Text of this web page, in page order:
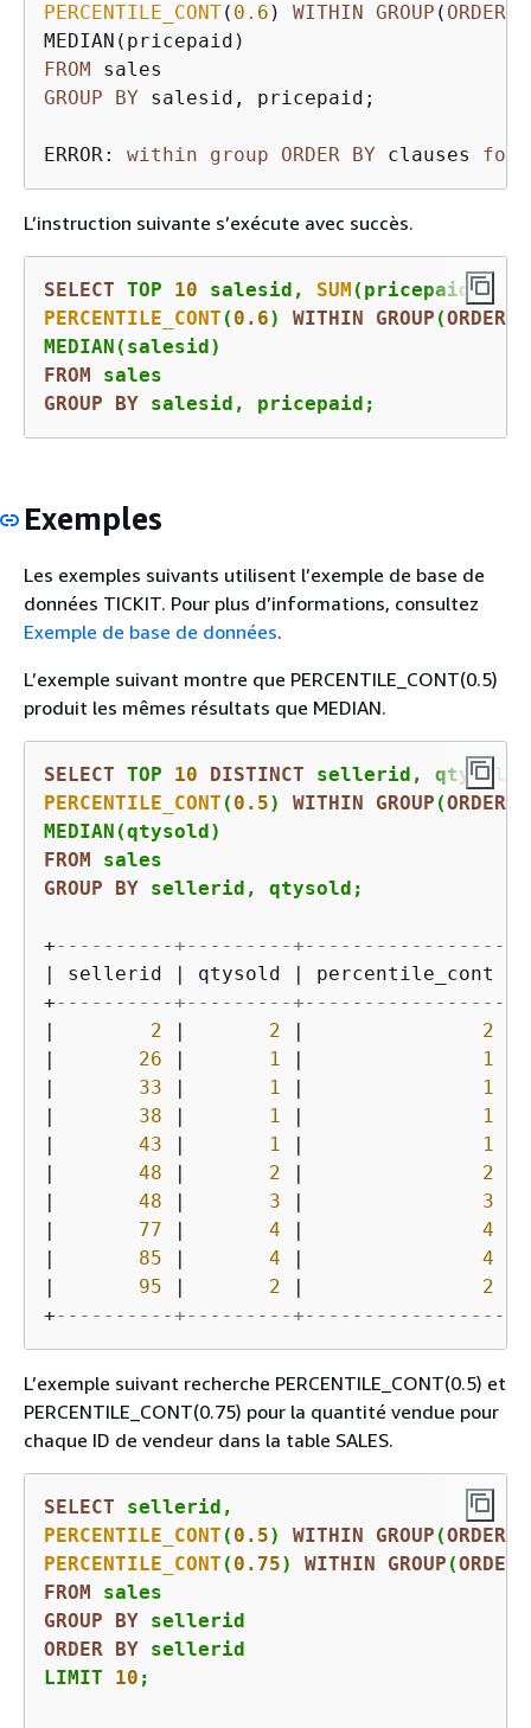
PERCENTILE_CONT( 0.6 ) WITHIN GROUP ( ORDER
FROM
GROUP
BY salesid, pricepaid;
ERROR: within group ORDER BY clauses for
L’instruction suivante s’exécute avec succès.
SELECT TOP 10 salesid, SUM
PERCENTILE_CONT ( 0.6) WITHIN GROUP (ORDER
FROM
GROUP
BY salesid, pricepaid;
Exemples
Les exemples suivants utilisent l’exemple de base de
données TICKIT. Pour plus d’informations, consultez
Exemple de base de données.
L’exemple suivant montre que PERCENTILE_CONT(0.5)
produit les mêmes résultats que MEDIAN.
SELECT TOP 10
DISTINCT
PERCENTILE_CONT ( 0.5) WITHIN GROUP (ORDER
FROM
GROUP
BY sellerid, qtysold;
+----------+---------+-----------------
|
sellerid | qtysold | percentile_cont
+----------+---------+-----------------
|
2 | 2 | 2
|
26 | 1 | 1
|
33 | 1 | 1
|
38 | 1 | 1
|
43 | 1 | 1
|
48 | 2 | 2
|
48 | 3 | 3
|
77 | 4 | 4
|
85 | 4 | 4
|
95 | 2 | 2
+----------+---------+-----------------
L’exemple suivant recherche PERCENTILE_CONT(0.5) et
PERCENTILE_CONT(0.75) pour la quantité vendue pour
chaque ID de vendeur dans la table SALES.
SELECT
PERCENTILE_CONT ( 0.5) WITHIN GROUP (ORDER
PERCENTILE_CONT ( 0.75) WITHIN GROUP (ORDER
FROM
GROUP
BY
ORDER
BY sellerid
LIMIT 10 ;